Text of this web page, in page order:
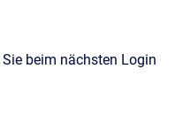
beim nächsten Login